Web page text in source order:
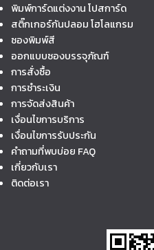
พิมพ์การ์ดแต่งงาน โปสการ์ด
สติ๊กเกอร์กันปลอม โฮโลแกรม
ซองพิมพ์สี
ออกแบบซองบรรจุภัณฑ์
การสั่งซื้อ
การชำระเงิน
การจัดส่งสินค้า
เงื่อนไขการบริการ
เงื่อนไขการรับประกัน
คำถามที่พบบ่อย FAQ
เกี่ยวกับเรา
ติดต่อเรา